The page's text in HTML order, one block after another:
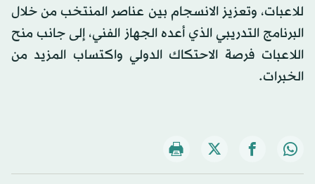
للاعبات، وتعزيز الانسجام بين عناصر المنتخب من خلال
البرنامج التدريبي الذي أعده الجهاز الفني، إلى جانب منح
اللاعبات فرصة الاحتكاك الدولي واكتساب المزيد من
الخبرات.